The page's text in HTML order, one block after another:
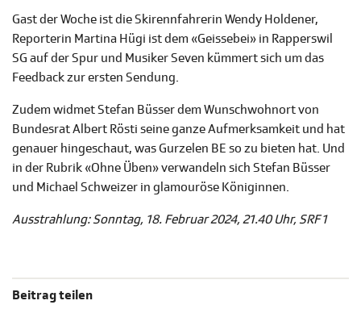
Gast der Woche ist die Skirennfahrerin Wendy Holdener,
Reporterin Martina Hügi ist dem «Geissebei» in Rapperswil
SG auf der Spur und Musiker Seven kümmert sich um das
Feedback zur ersten Sendung.
Zudem widmet Stefan Büsser dem Wunschwohnort von
Bundesrat Albert Rösti seine ganze Aufmerksamkeit und hat
genauer hingeschaut, was Gurzelen BE so zu bieten hat. Und
in der Rubrik «Ohne Üben» verwandeln sich Stefan Büsser
und Michael Schweizer in glamouröse Königinnen.
Ausstrahlung: Sonntag, 18. Februar 2024, 21.40 Uhr, SRF 1
Beitrag teilen